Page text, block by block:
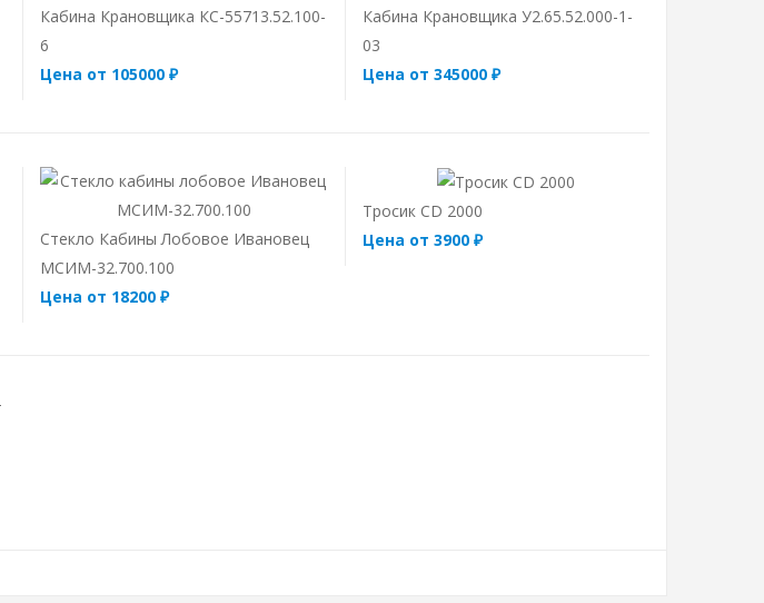
Кабина Крановщика КС-55713.52.100-
6
Цена от 105000 ₽
Кабина Крановщика У2.65.52.000-1-
03
Цена от 345000 ₽
Стекло Кабины Лобовое Ивановец
МСИМ-32.700.100
Цена от 18200 ₽
Тросик CD 2000
Цена от 3900 ₽